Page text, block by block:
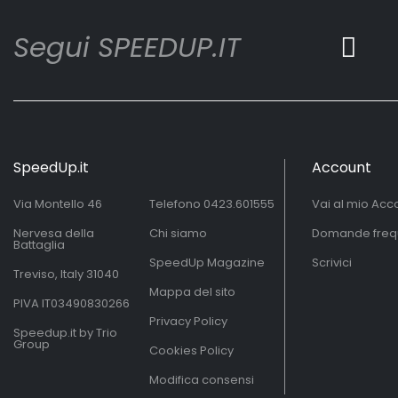
Segui SPEEDUP.IT
SpeedUp.it
Via Montello 46
Nervesa della
Battaglia
Treviso, Italy 31040
PIVA IT03490830266
Speedup.it by Trio
Group
Telefono 0423.601555
Chi siamo
SpeedUp Magazine
Mappa del sito
Privacy Policy
Cookies Policy
Modifica consensi
Account
Vai al mio
Domande
Scrivici